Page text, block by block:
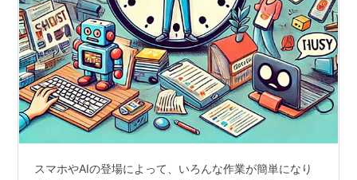
スマホやAIの登場によって、いろんな作業が簡単になり